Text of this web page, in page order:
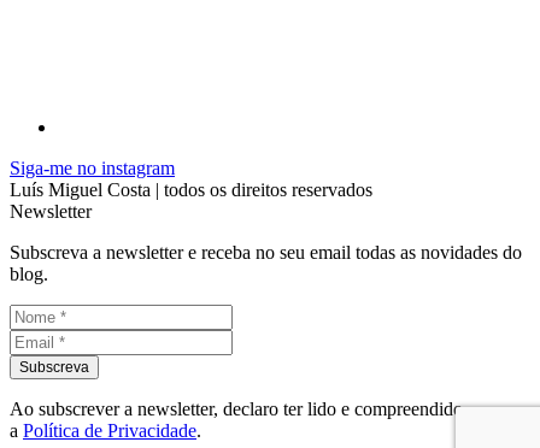
Siga-me no instagram
Luís Miguel Costa | todos os direitos reservados
Newsletter
Subscreva a newsletter e receba no seu email todas as novidades do
blog.
Ao subscrever a newsletter, declaro ter lido e compreendido
a Política de Privacidade.